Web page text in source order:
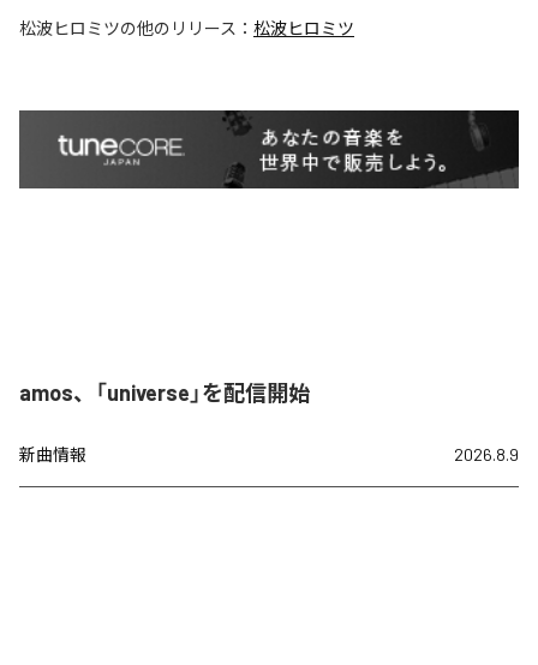
松波ヒロミツの他のリリース： 松波ヒロミツ
amos、「universe」を配信開始
新曲情報 2026.8.9